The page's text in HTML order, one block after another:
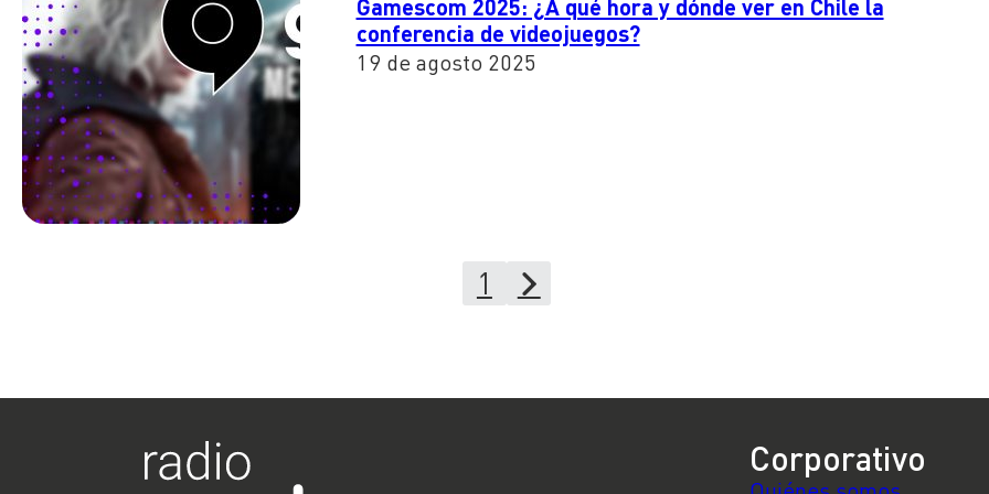
Gamescom 2025: ¿A qué hora y dónde ver en Chile la
conferencia de videojuegos?
19 de agosto 2025
1
Corporativo